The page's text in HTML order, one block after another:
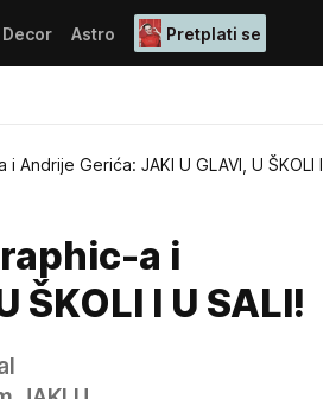
Decor Astro Pretplati se
Gerića: JAKI U GLAVI, U ŠKOLI I
a i
ŠKOLI I U SALI!